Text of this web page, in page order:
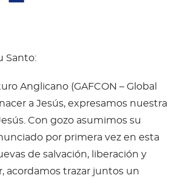
Santo:
Anglicano (GAFCON – Global
a Jesús, expresamos nuestra
Con gozo asumimos su
por primera vez en esta
de salvación, liberación y
acordamos trazar juntos un